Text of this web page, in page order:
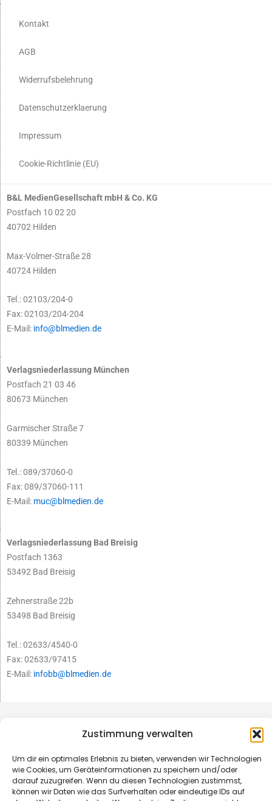
Zustimmung verwalten
Um dir ein optimales Erlebnis zu bieten, verwenden wir Technologien
wie Cookies, um Geräteinformationen zu speichern und/oder
darauf zuzugreifen. Wenn du diesen Technologien zustimmst,
können wir Daten wie das Surfverhalten oder eindeutige IDs auf
Kontakt
AGB
Widerrufsbelehrung
Datenschutzerklaerung
Impressum
Cookie-Richtlinie (EU)
B&L MedienGesellschaft mbH & Co. KG
Postfach 10 02 20
40702 Hilden
Max-Volmer-Straße 28
40724 Hilden
Tel.: 02103/204-0
Fax: 02103/204-204
E-Mail: info@blmedien.de
Verlagsniederlassung München
Postfach 21 03 46
80673 München
Garmischer Straße 7
80339 München
Tel.: 089/37060-0
Fax: 089/37060-111
E-Mail: muc@blmedien.de
Verlagsniederlassung Bad Breisig
Postfach 1363
53492 Bad Breisig
Zehnerstraße 22b
53498 Bad Breisig
Tel.: 02633/4540-0
Fax: 02633/97415
E-Mail: infobb@blmedien.de